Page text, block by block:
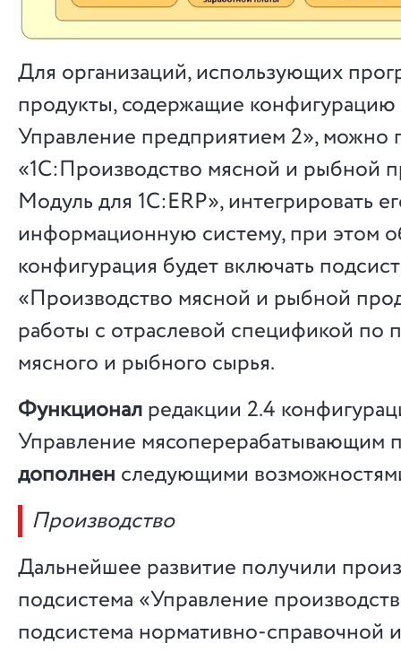
Для организаций, использующих
продукты, содержащие конфигурацию
Управление предприятием 2», можно
«1С:Производство мясной и рыбной
Модуль для 1С:ERP», интегрировать
информационную систему, при этом
конфигурация будет включать
«Производство мясной и рыбной
работы с отраслевой спецификой по
мясного и рыбного сырья.
Функционалредакции 2.4
Управление мясоперерабатывающим
дополнен следующими
Производство
Дальнейшее развитие получили
подсистема «Управление
подсистема нормативно-справочной